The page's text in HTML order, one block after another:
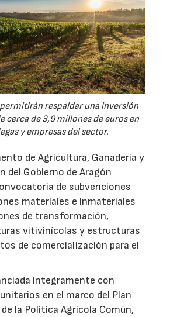
respaldar una inversión
cerca de 3,9 millones de euros en
y empresas del sector.
de Agricultura, Ganadería y
del Gobierno de Aragón
de subvenciones
materiales e inmateriales
de transformación,
vitivinícolas y estructuras
de comercialización para el
íntegramente con
en el marco del Plan
la Política Agrícola Común,